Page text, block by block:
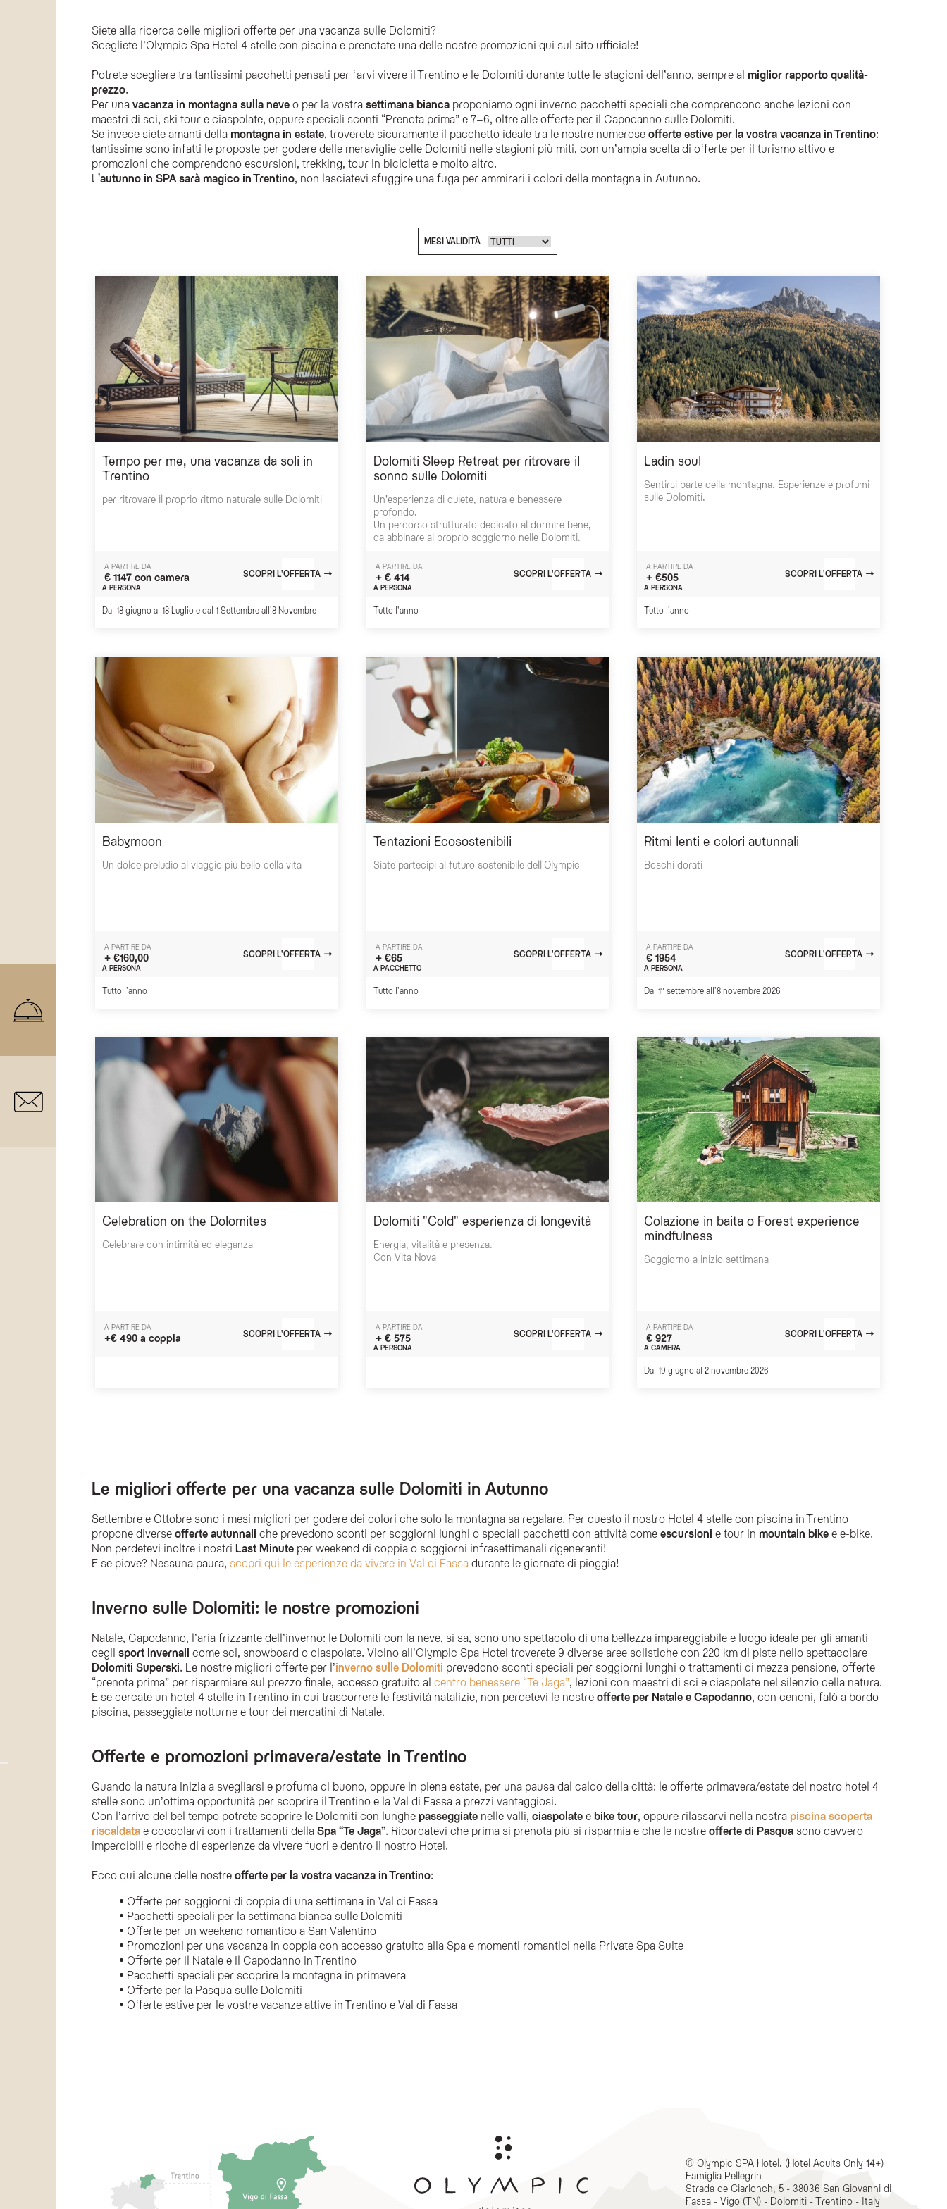
Quali tipologie di offerte offre l'Olympic Spa Hotel?
L'Olympic Spa Hotel offre una varietà di pacchetti stagionali che includono promozioni per la settimana bianca, vacanze estive attive, weekend romantici, e soggiorni benessere in autunno, sempre con il miglior
È possibile prenotare le promozioni direttamente sul sito ufficiale dell'Olympic Spa Hotel, beneficiando della scelta della camera preferita e della cancellazione gratuita fino a 14 giorni prima dell'arrivo.
Quali servizi includono le offerte invernali?
Le offerte invernali dell'Olympic Spa Hotel includono spesso sconti per soggiorni lunghi, accesso gratuito al centro benessere "Te Jaga", lezioni di sci, ciaspolate e pacchetti per le festività natalizie.
L'Olympic Spa Hotel propone offerte per la stagione autunnale?
Sì, l'Olympic Spa Hotel propone pacchetti autunnali per ammirare i colori della montagna, che includono sconti per soggiorni prolungati e attività come escursioni e tour in mountain bike o e-bike.
Siete alla ricerca delle migliori offerte per una vacanza sulle Dolomiti?
Scegliete l’Olympic Spa Hotel 4 stelle con piscina e prenotate una delle nostre promozioni qui sul sito ufficiale!
Potrete scegliere tra tantissimi pacchetti pensati per farvi vivere il Trentino e le Dolomiti durante tutte le stagioni dell’anno, sempre al miglior rapporto qualità-
prezzo.
Per una vacanza in montagna sulla neve o per la vostra settimana bianca proponiamo ogni inverno pacchetti speciali che comprendono anche lezioni con
maestri di sci, ski tour e ciaspolate, oppure speciali sconti “Prenota prima” e 7=6, oltre alle offerte per il Capodanno sulle Dolomiti.
Se invece siete amanti della montagna in estate, troverete sicuramente il pacchetto ideale tra le nostre numerose offerte estive per la vostra vacanza in Trentino:
tantissime sono infatti le proposte per godere delle meraviglie delle Dolomiti nelle stagioni più miti, con un’ampia scelta di offerte per il turismo attivo e
promozioni che comprendono escursioni, trekking, tour in bicicletta e molto altro.
L 'autunno in SPA sarà magico in Trentino, non lasciatevi sfuggire una fuga per ammirari i colori della montagna in Autunno.
MESI VALIDITÀ
Tempo per me, una vacanza da soli in
Trentino
per ritrovare il proprio ritmo naturale sulle Dolomiti
A PARTIRE DA
€ 1147 con camera
A PERSONA
SCOPRI L'OFFERTA
Dal 18 giugno al 18 Luglio e dal 1 Settembre all'8 Novembre
Dolomiti Sleep Retreat per ritrovare il
sonno sulle Dolomiti
Un’esperienza di quiete, natura e benessere
profondo.
Un percorso strutturato dedicato al dormire bene,
da abbinare al proprio soggiorno nelle Dolomiti.
A PARTIRE DA
+ € 414
A PERSONA
SCOPRI L'OFFERTA
Tutto l'anno
Ladin soul
Sentirsi parte della montagna. Esperienze e profumi
sulle Dolomiti.
A PARTIRE DA
+ €505
A PERSONA
SCOPRI L'OFFERTA
Tutto l'anno
Babymoon
Un dolce preludio al viaggio più bello della vita
A PARTIRE DA
+ €160,00
A PERSONA
SCOPRI L'OFFERTA
Tutto l'anno
Tentazioni Ecosostenibili
Siate partecipi al futuro sostenibile dell'Olympic
A PARTIRE DA
+ €65
A PACCHETTO
SCOPRI L'OFFERTA
Tutto l'anno
Ritmi lenti e colori autunnali
Boschi dorati
A PARTIRE DA
€ 1954
A PERSONA
SCOPRI L'OFFERTA
Dal 1° settembre all'8 novembre 2026
Celebration on the Dolomites
Celebrare con intimità ed eleganza
A PARTIRE DA
+€ 490 a coppia SCOPRI L'OFFERTA
Dolomiti "Cold" esperienza di longevità
Energia, vitalità e presenza.
Con Vita Nova
A PARTIRE DA
+ € 575
A PERSONA
SCOPRI L'OFFERTA
Colazione in baita o Forest experience
mindfulness
Soggiorno a inizio settimana
A PARTIRE DA
€ 927
A CAMERA
SCOPRI L'OFFERTA
Dal 19 giugno al 2 novembre 2026
Le migliori offerte per una vacanza sulle Dolomiti in Autunno
Settembre e Ottobre sono i mesi migliori per godere dei colori che solo la montagna sa regalare. Per questo il nostro Hotel 4 stelle con piscina in Trentino
propone diverse offerte autunnali che prevedono sconti per soggiorni lunghi o speciali pacchetti con attività come escursioni e tour in mountain bike e e-bike.
Non perdetevi inoltre i nostri Last Minute per weekend di coppia o soggiorni infrasettimanali rigeneranti!
E se piove? Nessuna paura, scopri qui le esperienze da vivere in Val di Fassa durante le giornate di pioggia!
Inverno sulle Dolomiti: le nostre promozioni
Natale, Capodanno, l’aria frizzante dell’inverno: le Dolomiti con la neve, si sa, sono uno spettacolo di una bellezza impareggiabile e luogo ideale per gli amanti
degli sport invernali come sci, snowboard o ciaspolate. Vicino all’Olympic Spa Hotel troverete 9 diverse aree sciistiche con 220 km di piste nello spettacolare
Dolomiti Superski. Le nostre migliori offerte per l’inverno sulle Dolomiti prevedono sconti speciali per soggiorni lunghi o trattamenti di mezza pensione, offerte
“prenota prima” per risparmiare sul prezzo finale, accesso gratuito al centro benessere “Te Jaga”, lezioni con maestri di sci e ciaspolate nel silenzio della natura.
E se cercate un hotel 4 stelle in Trentino in cui trascorrere le festività natalizie, non perdetevi le nostre offerte per Natale e Capodanno, con cenoni, falò a bordo
piscina, passeggiate notturne e tour dei mercatini di Natale.
Offerte e promozioni primavera/estate in Trentino
Quando la natura inizia a svegliarsi e profuma di buono, oppure in piena estate, per una pausa dal caldo della città: le offerte primavera/estate del nostro hotel 4
stelle sono un’ottima opportunità per scoprire il Trentino e la Val di Fassa a prezzi vantaggiosi.
Con l’arrivo del bel tempo potrete scoprire le Dolomiti con lunghe passeggiate nelle valli, ciaspolate e bike tour, oppure rilassarvi nella nostra piscina scoperta
riscaldata e coccolarvi con i trattamenti della Spa “Te Jaga”. Ricordatevi che prima si prenota più si risparmia e che le nostre offerte di Pasqua sono davvero
imperdibili e ricche di esperienze da vivere fuori e dentro il nostro Hotel.
Ecco qui alcune delle nostre offerte per la vostra vacanza in Trentino:
Offerte per soggiorni di coppia di una settimana in Val di Fassa
Pacchetti speciali per la settimana bianca sulle Dolomiti
Offerte per un weekend romantico a San Valentino
Promozioni per una vacanza in coppia con accesso gratuito alla Spa e momenti romantici nella Private Spa Suite
Offerte per il Natale e il Capodanno in Trentino
Pacchetti speciali per scoprire la montagna in primavera
Offerte per la Pasqua sulle Dolomiti
Offerte estive per le vostre vacanze attive in Trentino e Val di Fassa
© Olympic SPA Hotel. (Hotel Adults Only 14+)
Famiglia Pellegrin
Strada de Ciarlonch, 5 - 38036 San Giovanni di
Fassa - Vigo (TN) - Dolomiti - Trentino - Italy